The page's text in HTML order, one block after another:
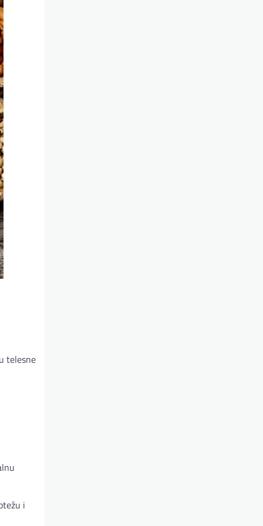
telesne
i